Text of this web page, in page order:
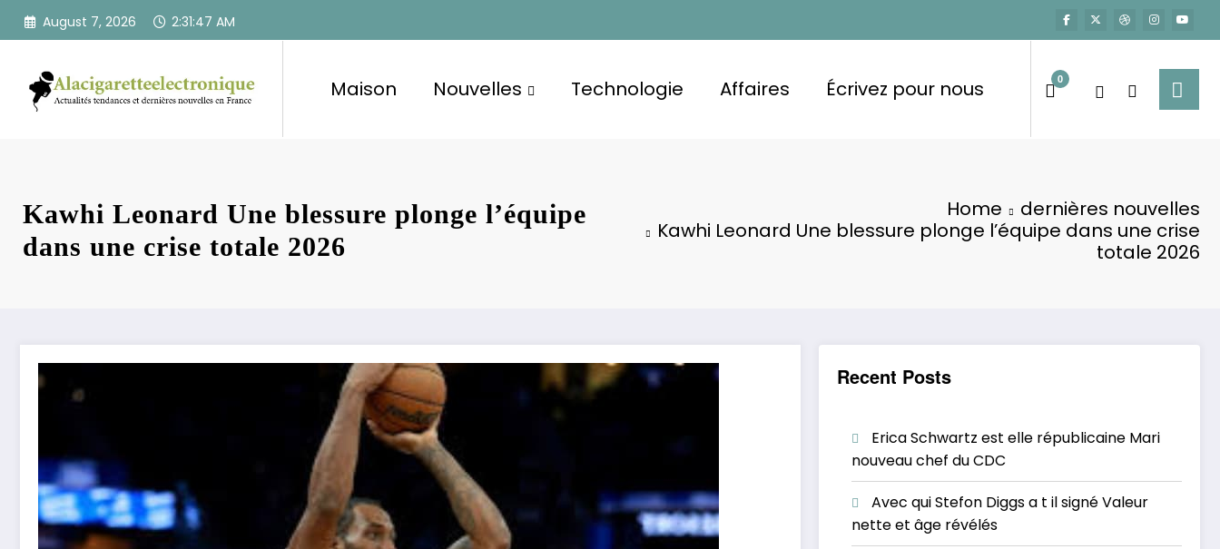
Skip
August 7, 2026 2:31:48 AM
Maison Nouvelles Technologie Affaires Écrivez pour nous 0
Kawhi Leonard Une blessure plonge l’équipe
dans une crise totale 2026
Home
dernières nouvelles
Kawhi Leonard Une blessure plonge l’équipe dans une crise
totale 2026
Recent Posts
Erica Schwartz est elle républicaine Mari
nouveau chef du CDC
Avec qui Stefon Diggs a t il signé Valeur
nette et âge révélés